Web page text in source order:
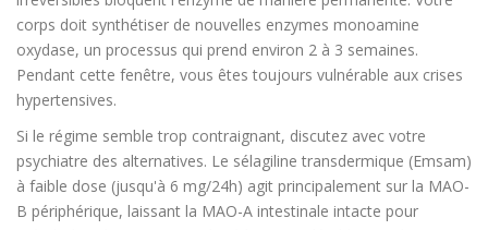
corps doit synthétiser de nouvelles enzymes monoamine
oxydase, un processus qui prend environ 2 à 3 semaines.
Pendant cette fenêtre, vous êtes toujours vulnérable aux crises
hypertensives.
Si le régime semble trop contraignant, discutez avec votre
psychiatre des alternatives. Le sélagiline transdermique (Emsam)
à faible dose (jusqu'à 6 mg/24h) agit principalement sur la MAO-
B périphérique, laissant la MAO-A intestinale intacte pour